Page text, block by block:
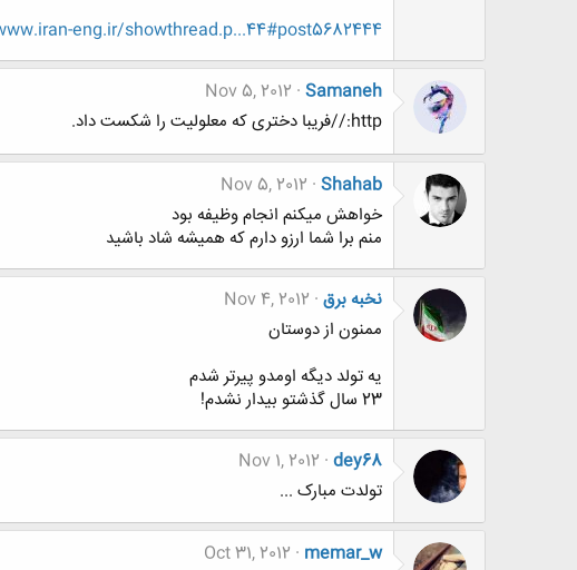
eng.ir/showthread.p...44#post5682444
Samaneh
Nov 5, 2012
http://فریبا دختری که معلولیت را شکست داد.
Shahab
Nov 5, 2012
خواهش میکنم انجام وظیفه بود
منم برا شما ارزو دارم که همیشه شاد باشید
نخبه برق Nov 4, 2012
ممنون از دوستان
یه تولد دیگه اومدو پیرتر شدم
23 سال گذشتو بیدار نشدم!
dey68
Nov 1, 2012
تولدت مبارک ...
memar_w
Oct 31, 2012